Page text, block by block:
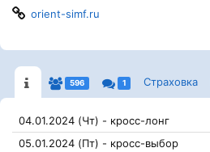
orient-simf.ru
596 1 Страховка
04.01.2024 (Чт) - кросс-лонг
05.01.2024 (Пт) - кросс-выбор